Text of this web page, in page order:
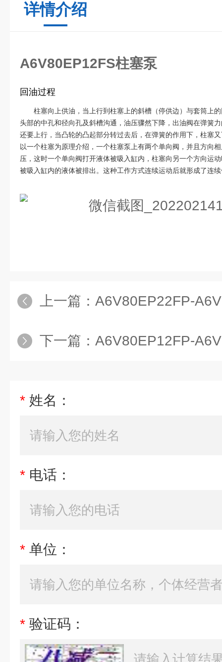
详情介绍
A6V80EP12FS柱塞泵
回油过程
柱塞向上供油，当上行到柱塞上的斜槽（停供边）与套筒上
头部的中孔和径向孔及斜槽沟通，油压骤然下降，出油阀在弹簧
还要上行，当凸轮的凸起部分转过去后，在弹簧的作用下，柱塞
以一个柱塞为原理介绍，一个柱塞泵上有两个单向阀，并且方向
压，这时一个单向阀打开液体被吸入缸内，柱塞向另一个方向运
被吸入缸内的液体被排出。这种工作方式连续运动后就形成了连
上一篇： A6V80EP22FP-
下一篇： A6V80EP12FP-
* 姓名：
* 电话：
* 单位：
* 验证码：